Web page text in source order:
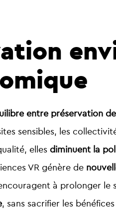
entre préservation
sensibles, les
elles diminuent la
VR génère de
à prolonger
, sans sacrifier les